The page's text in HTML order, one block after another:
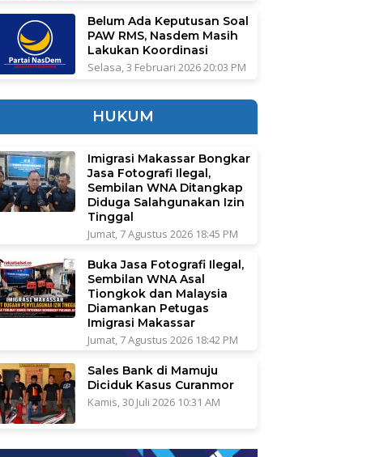
Belum Ada Keputusan Soal
PAW RMS, Nasdem Masih
Lakukan Koordinasi
Selasa, 3 Februari 2026 20:03 PM
HUKUM
Imigrasi Makassar Bongkar
Jasa Fotografi Ilegal,
Sembilan WNA Ditangkap
Diduga Salahgunakan Izin
Tinggal
Jumat, 7 Agustus 2026 18:45 PM
Buka Jasa Fotografi Ilegal,
Sembilan WNA Asal
Tiongkok dan Malaysia
Diamankan Petugas
Imigrasi Makassar
Jumat, 7 Agustus 2026 18:42 PM
Sales Bank di Mamuju
Diciduk Kasus Curanmor
Kamis, 30 Juli 2026 10:31 AM